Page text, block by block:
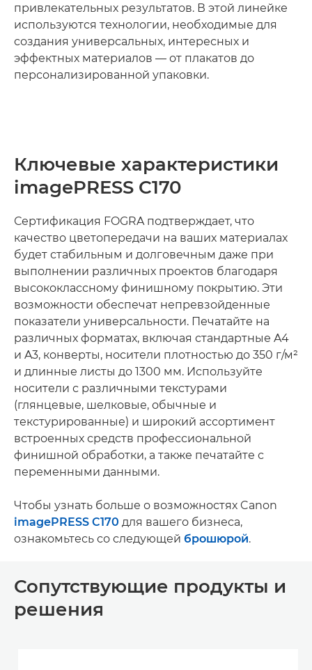
привлекательных результатов. В этой линейке
используются технологии, необходимые для
создания универсальных, интересных и
эффектных материалов — от плакатов до
персонализированной упаковки.
Ключевые характеристики
imagePRESS C170
Сертификация FOGRA подтверждает, что
качество цветопередачи на ваших материалах
будет стабильным и долговечным даже при
выполнении различных проектов благодаря
высококлассному финишному покрытию. Эти
возможности обеспечат непревзойденные
показатели универсальности. Печатайте на
различных форматах, включая стандартные A4
и A3, конверты, носители плотностью до 350 г/м²
и длинные листы до 1300 мм. Используйте
носители с различными текстурами
(глянцевые, шелковые, обычные и
текстурированные) и широкий ассортимент
встроенных средств профессиональной
финишной обработки, а также печатайте с
переменными данными.
Чтобы узнать больше о возможностях Canon
imagePRESS C170 для вашего бизнеса,
ознакомьтесь со следующей брошюрой.
Сопутствующие продукты и
решения